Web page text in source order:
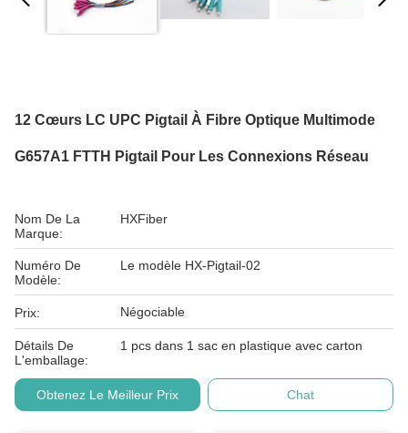
12 Cœurs LC UPC Pigtail À Fibre Optique Multimode
G657A1 FTTH Pigtail Pour Les Connexions Réseau
Nom De La
Marque:
HXFiber
Numéro De
Modèle:
Le modèle HX-Pigtail-02
Prix: Négociable
Détails De
L'emballage:
1 pcs dans 1 sac en plastique avec carton
Obtenez Le Meilleur Prix Chat